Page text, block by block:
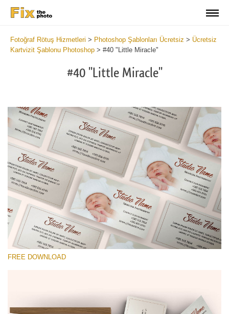
Fotoğraf Rötuş Hizmetleri > Photoshop Şablonları Ücretsiz > Ücretsiz
Kartvizit Şablonu Photoshop > #40 "Little Miracle"
#40 "Little Miracle"
Lütfen seçin
FREE DOWNLOAD